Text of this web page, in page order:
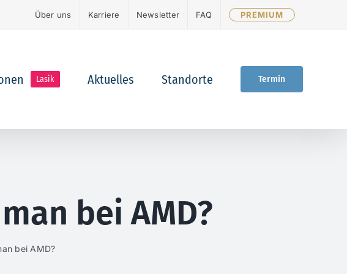
Über uns Karriere Newsletter FAQ PREMIUM
Lasik Aktuelles Standorte Termin
bei AMD?
bei AMD?